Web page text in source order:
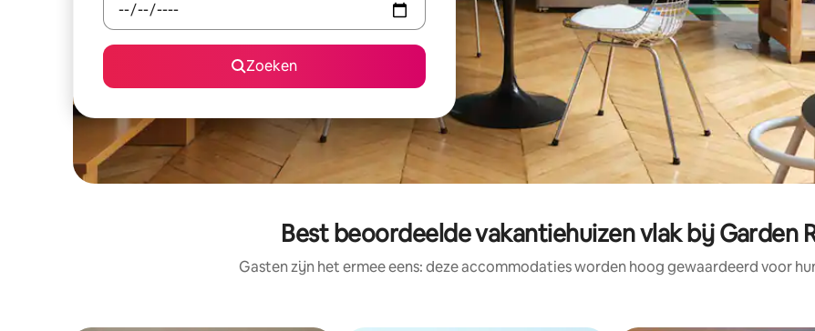
Zoeken
Best beoordeelde vakantiehuizen vlak bij Garden
Gasten zijn het ermee eens: deze accommodaties worden hoog gewaardeerd voor